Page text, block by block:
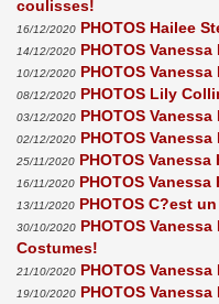
coulisses!
16/12/2020 PHOTOS Hailee
14/12/2020 PHOTOS
10/12/2020 PHOTOS
08/12/2020 PHOTOS Lily
03/12/2020 PHOTOS
02/12/2020 PHOTOS
25/11/2020 PHOTOS
16/11/2020 PHOTOS
13/11/2020 PHOTOS C?est
30/10/2020 PHOTOS
Costumes!
21/10/2020 PHOTOS
19/10/2020 PHOTOS